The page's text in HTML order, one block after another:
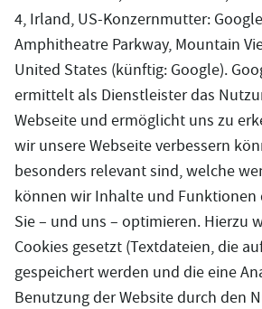
4, Irland, US-Konzernmutter:
Amphitheatre Parkway, Mountain
United States (künftig: Google).
ermittelt als Dienstleister das
Webseite und ermöglicht uns zu
wir unsere Webseite verbessern
besonders relevant sind, welche
können wir Inhalte und Funktionen
Sie – und uns – optimieren. Hierzu
Cookies gesetzt (Textdateien, die
gespeichert werden und die eine
Benutzung der Website durch den